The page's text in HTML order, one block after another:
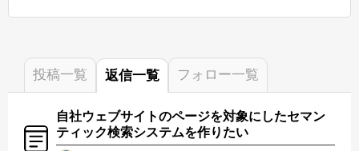
投稿一覧 返信一覧 フォロー一覧
自社ウェブサイトのページを対象にしたセマン
ティック検索システムを作りたい